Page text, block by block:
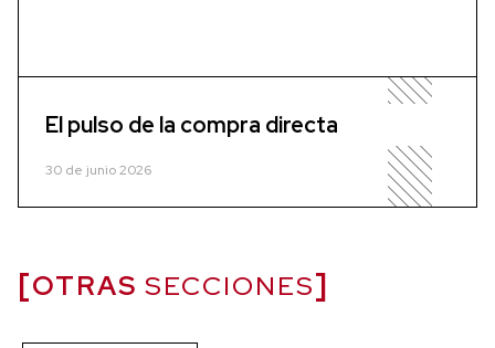
El pulso de la compra directa
30 de junio 2026
OTRAS SECCIONES